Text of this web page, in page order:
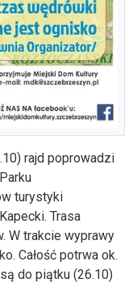
rajd poprowadzi
turystyki
Trasa
W trakcie wyprawy
Całość potrwa ok.
do piątku (26.10)